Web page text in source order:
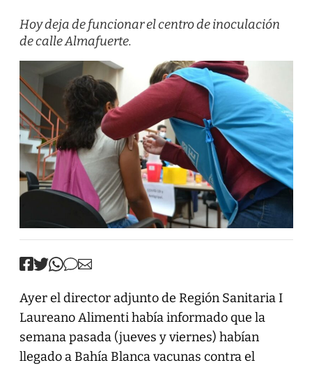
Hoy deja de funcionar el centro de inoculación
de calle Almafuerte.
Ayer el director adjunto de Región Sanitaria I
Laureano Alimenti había informado que la
semana pasada (jueves y viernes) habían
llegado a Bahía Blanca vacunas contra el